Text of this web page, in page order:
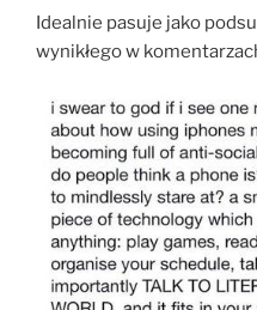
Idealnie pasuje jako
wynikłego w